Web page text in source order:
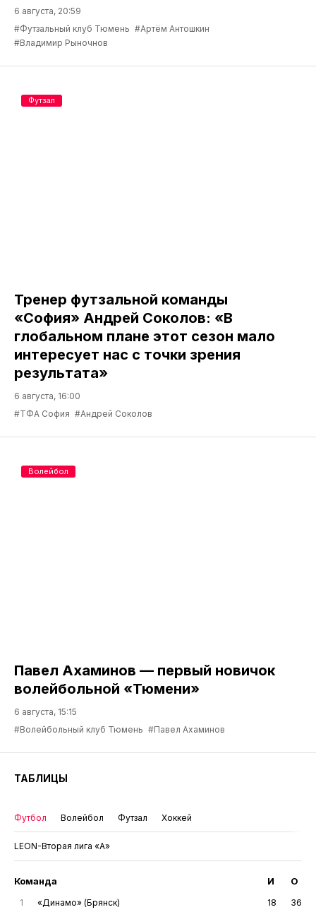
6 августа, 20:59
#Футзальный клуб Тюмень #Артём Антошкин
#Владимир Рыночнов
Тренер футзальной команды
«София» Андрей Соколов: «В
глобальном плане этот сезон мало
интересует нас с точки зрения
результата»
6 августа, 16:00
#ТФА София #Андрей Соколов
Футзал
Павел Ахаминов — первый новичок
волейбольной «Тюмени»
6 августа, 15:15
#Волейбольный клуб Тюмень #Павел Ахаминов
Волейбол
ТАБЛИЦЫ
Футбол Волейбол Футзал Хоккей
LEON-Вторая лига «А»
Команда И О
1 «Динамо» (Брянск) 18
36